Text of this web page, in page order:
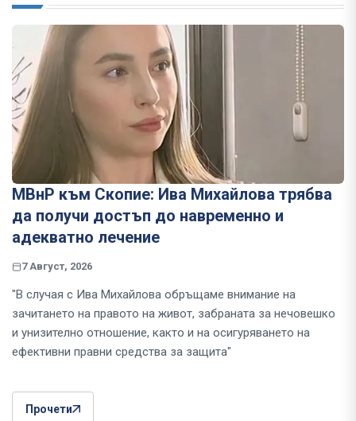
МВнР към Скопие: Ива Михайлова трябва
да получи достъп до навременно и
адекватно лечение
7 Август, 2026
"В случая с Ива Михайлова обръщаме внимание на
зачитането на правото на живот, забраната за нечовешко
и унизително отношение, както и на осигуряването на
ефективни правни средства за защита"
Прочети